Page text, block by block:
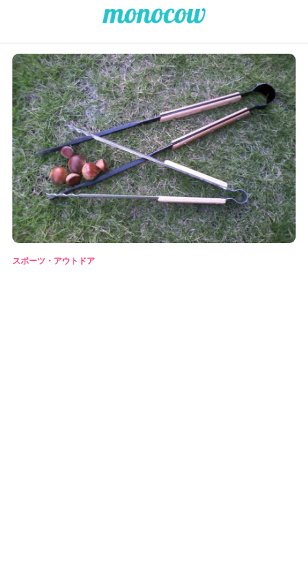
スポーツ・アウトドア